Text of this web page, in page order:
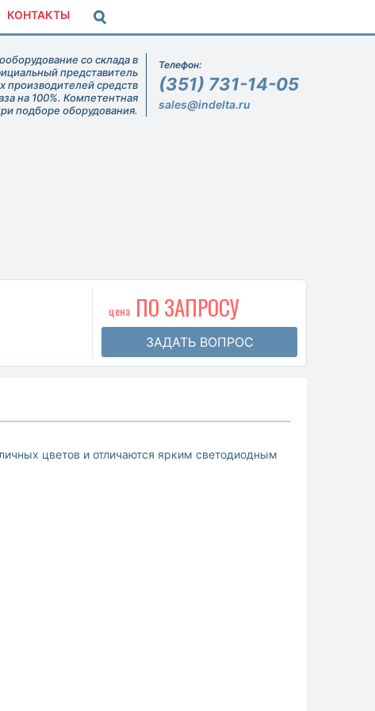
КОНТАКТЫ
со склада в
представитель
производителей средств
на 100%. Компетентная
подборе оборудования.
Телефон:
(351) 731-14-05
sales@indelta.ru
цена ПО ЗАПРОСУ
ЗАДАТЬ ВОПРОС
цветов и отличаются ярким светодиодным